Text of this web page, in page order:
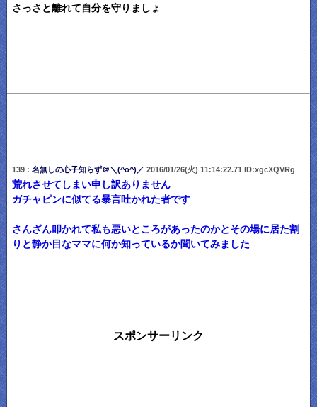
さっさと離れて自分を守りましょ
139 : 名無しの心子知らず＠＼(^o^)／ 2016/01/26(火) 11:14:22.71 ID:xgcXQVRg
荒れさせてしまい申し訳ありません
ガチャピンに似てる暴言吐かれた者です
さんざん叩かれて私も悪いところがあったのかとその場に居た割
りと静か目なママに何か知っているか聞いてみました
スポンサーリンク